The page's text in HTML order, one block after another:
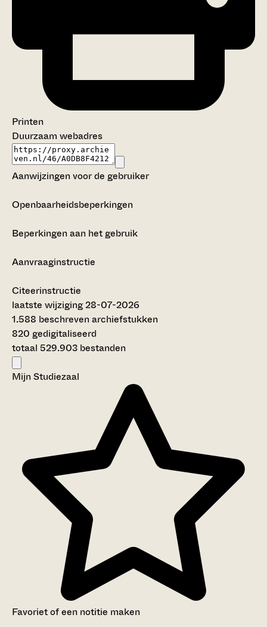
Printen
Duurzaam webadres
Aanwijzingen voor de gebruiker
Openbaarheidsbeperkingen
Beperkingen aan het gebruik
Aanvraaginstructie
Citeerinstructie
laatste wijziging 28-07-2026
1.588 beschreven archiefstukken
820 gedigitaliseerd
totaal 529.903 bestanden
Mijn Studiezaal
Favoriet of een notitie maken